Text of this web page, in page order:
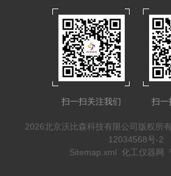
扫一扫关注我们 扫一
2026北京沃比森科技有限公司版权所
12034568号-2
Sitemap.xml 化工仪器网